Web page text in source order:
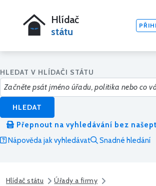
Hlídač
státu
HLEDAT V HLÍDAČI STÁTU
HLEDAT
Přepnout na vyhledávání bez
Nápověda jak vyhledávat
Snadné hledání
Hlídač státu
Úřady a firmy